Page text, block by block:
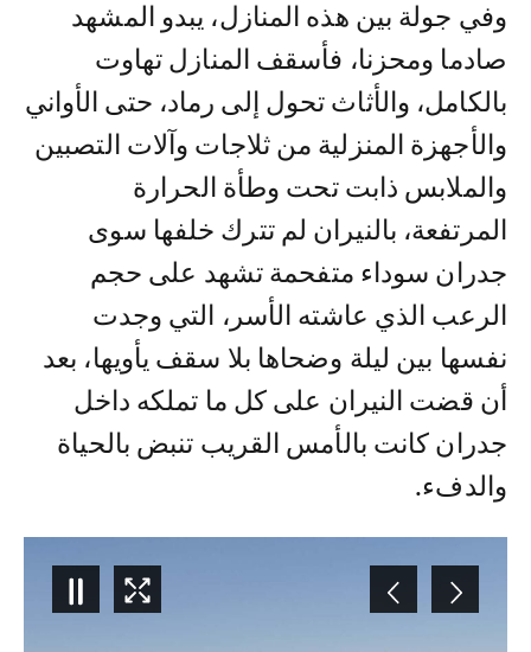
وفي جولة بين هذه المنازل، يبدو المشهد
صادما ومحزنا، فأسقف المنازل تهاوت
بالكامل، والأثاث تحول إلى رماد، حتى الأواني
والأجهزة المنزلية من ثلاجات وآلات التصبين
والملابس ذابت تحت وطأة الحرارة
المرتفعة، بالنيران لم تترك خلفها سوى
جدران سوداء متفحمة تشهد على حجم
الرعب الذي عاشته الأسر، التي وجدت
نفسها بين ليلة وضحاها بلا سقف يأويها، بعد
أن قضت النيران على كل ما تملكه داخل
جدران كانت بالأمس القريب تنبض بالحياة
والدفء.